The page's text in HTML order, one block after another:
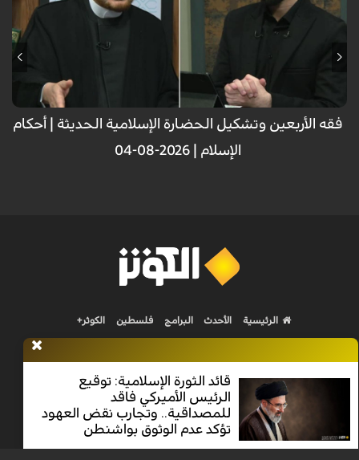
فقه الأربعين وتشكيل الحضارة الإسلامية الحديثة | أحکام
الإسلام | 2026-08-04
قائد الثورة الإسلامية: توقيع
الرئيس الأميركي فاقد
للمصداقية.. وتجارب نقض العهود
تؤكد عدم الوثوق بواشنطن
الرئيسية الأحدث البرامج فلسطين الكوثر+
Nilesat 11900 V | Badr 8 11747 V | Badr5 12284 V